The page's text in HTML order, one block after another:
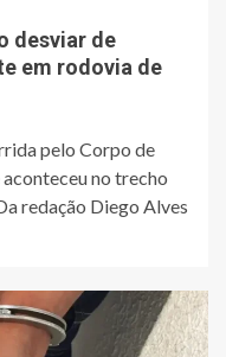
desviar de
em rodovia de
pelo Corpo de
no trecho
redação Diego Alves